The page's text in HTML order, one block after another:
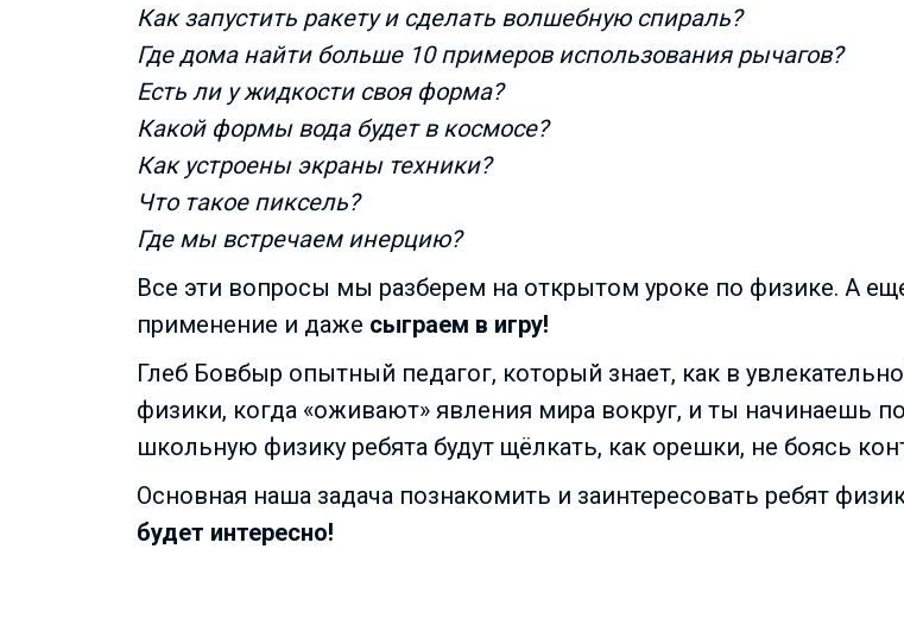
Как запустить ракету и сделать волшебную спираль?
Где дома найти больше 10 примеров использования рычагов?
Есть ли у жидкости своя форма?
Какой формы вода будет в космосе?
Как устроены экраны техники?
Что такое пиксель?
Где мы встречаем инерцию?
Все эти вопросы мы разберем на открытом уроке по физике. А
применение и даже сыграем в игру!
Глеб Бовбыр опытный педагог, который знает, как в
физики, когда «оживают» явления мира вокруг, и ты начинаешь
школьную физику ребята будут щёлкать, как орешки, не боясь
Основная наша задача познакомить и заинтересовать ребят
будет интересно!